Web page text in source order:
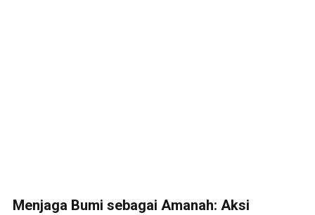
Menjaga Bumi sebagai Amanah: Aksi